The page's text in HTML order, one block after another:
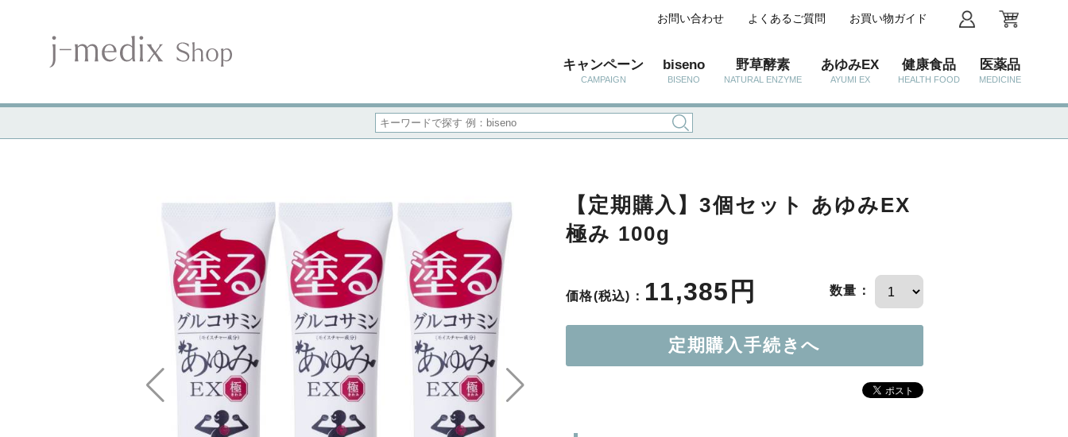
キャンペーン
CAMPAIGN
biseno
BISENO
野草酵素
NATURAL ENZYME
あゆみEX
AYUMI EX
健康食品
HEALTH FOOD
医薬品
MEDICINE
お問い合わせ よくあるご質問 お買い物ガイド
【定期購入】3個セット あゆみEX
極み 100g
価格(税込)： 11,385円 数量：